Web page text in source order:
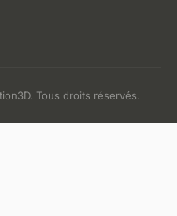
Tous droits réservés.